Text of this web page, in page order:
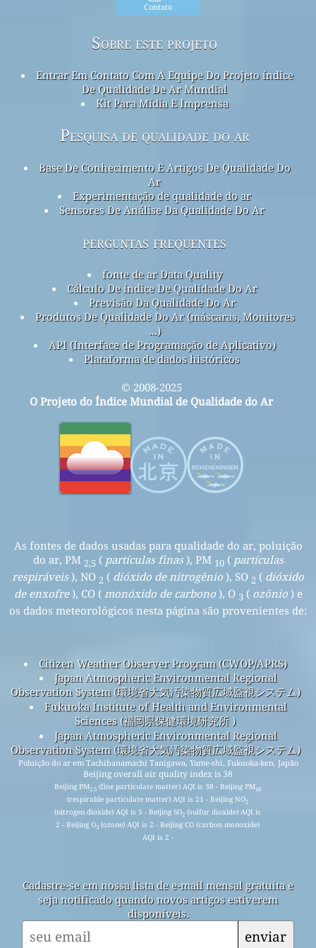
Contato
Sobre este projeto
Entrar Em Contato Com A Equipe Do Projeto índice
De Qualidade De Ar Mundial
Kit Para Mídia E Imprensa
Pesquisa de qualidade do ar
Base De Conhecimento E Artigos De Qualidade Do
Ar
Experimentação de qualidade do ar
Sensores De Análise Da Qualidade Do Ar
perguntas frequentes
fonte de ar Data Quality
Cálculo De índice De Qualidade Do Ar
Previsão Da Qualidade Do Ar
Produtos De Qualidade Do Ar (máscaras, Monitores
...)
API (Interface de Programação de Aplicativo)
Plataforma de dados históricos
© 2008-2025
O Projeto do Índice Mundial de Qualidade do Ar
As fontes de dados usadas para qualidade do ar, poluição
do ar, PM 2,5 ( partículas finas), PM 10( partículas
respiráveis), NO 2 ( dióxido de nitrogênio ), SO 2 ( dióxido
de enxofre), CO ( monóxido de carbono), O 3 ( ozônio) e
os dados meteorológicos nesta página são provenientes de:
Citizen Weather Observer Program (CWOP/APRS)
Japan Atmospheric Environmental Regional
Observation System (環境省大気汚染物質広域監視システム)
Fukuoka Institute of Health and Environmental
Sciences (福岡県保健環境研究所 )
Japan Atmospheric Environmental Regional
Observation System (環境省大気汚染物質広域監視システム)
Poluição do ar em Tachibanamachi Tanigawa, Yame-shi, Fukuoka-ken, Japão
Beijing overall air quality index is 38
Beijing PM2.5 (fine particulate matter) AQI is 38 - Beijing PM10
(respirable particulate matter) AQI is 21 - Beijing NO2
(nitrogen dioxide) AQI is 5 - Beijing SO2 (sulfur dioxide) AQI is
2 - Beijing O3 (ozone) AQI is 2 - Beijing CO (carbon monoxide)
AQI is 2 -
Cadastre-se em nossa lista de e-mail mensal gratuita e
seja notificado quando novos artigos estiverem
disponíveis.
enviar